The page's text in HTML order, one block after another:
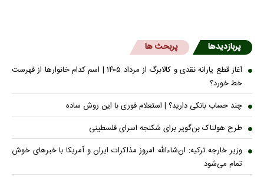
پربازدیدها پربحث ها
آغاز قطع یارانه نقدی و کالابرگ از مرداد ۱۴۰۵ | اسم کدام خانوار‌ها از فهرست
خط خورد؟
چند حساب بانکی دارید؟ | استعلام فوری با این روش ساده
طرح هولناک بن‌گویر برای شکنجه اسرای فلسطینی
وزیر خارجه ترکیه: ان‌شاءالله امروز مذاکرات ایران و آمریکا با خبرهای خوش
تمام می‌شود